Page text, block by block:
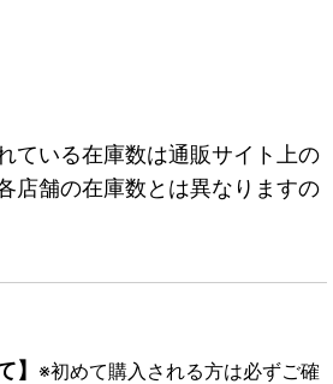
ている在庫数は通販サイト上の
店舗の在庫数とは異なりますの
】 ※初めて購入される方は必ずご確